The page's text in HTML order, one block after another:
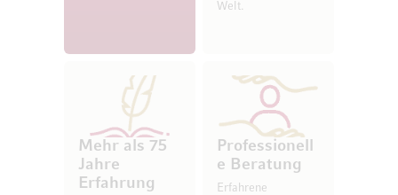
Welt.
Mehr als 75
Jahre
Erfahrung
Professionell
e Beratung
Erfahrene